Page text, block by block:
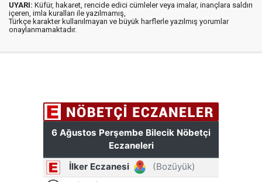
UYARI: Küfür, hakaret, rencide edici cümleler veya imalar, inançlara saldırı
içeren, imla kuralları ile yazılmamış,
Türkçe karakter kullanılmayan ve büyük harflerle yazılmış yorumlar
onaylanmamaktadır.